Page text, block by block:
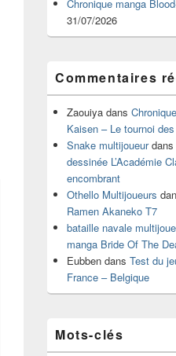
Chronique manga
31/07/2026
Commentaires
Zaouiya dans
Kaisen – Le tournoi
Snake multijoueurdans
dessinée L’Académie
encombrant
Othello Multijoueurs
Ramen Akaneko T7
bataille navale
manga Bride Of The
Eubben dans Test du
France – Belgique
Mots-clés